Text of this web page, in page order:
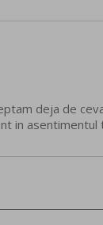
deja de
in